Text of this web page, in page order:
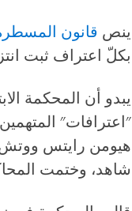
ينص قانون المسطرة
بكلّ اعتراف ثبت
يبدو أن المحكمة
"اعترافات"
هيومن رايتس
شاهد، وختمت